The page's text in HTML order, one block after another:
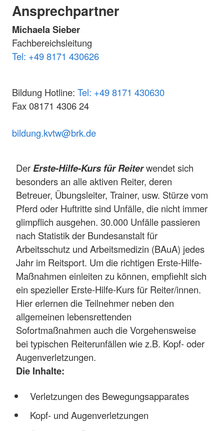
Ansprechpartner
Michaela Sieber
Fachbereichsleitung
Tel: +49 8171 430626
Bildung Hotline: Tel: +49 8171 430630
Fax 08171 4306 24
bildung.kvtw@brk.de
DerErste-Hilfe-Kurs für Reiterwendet sich
besonders an alle aktiven Reiter, deren
Betreuer, Übungsleiter, Trainer, usw. Stürze vom
Pferd oder Huftritte sind Unfälle, die nicht immer
glimpflich ausgehen. 30.000 Unfälle passieren
nach Statistik der Bundesanstalt für
Arbeitsschutz und Arbeitsmedizin (BAuA) jedes
Jahr im Reitsport. Um die richtigen Erste-Hilfe-
Maßnahmen einleiten zu können, empfiehlt sich
ein spezieller Erste-Hilfe-Kurs für Reiter/innen.
Hier erlernen die Teilnehmer neben den
allgemeinen lebensrettenden
Sofortmaßnahmen auch die Vorgehensweise
bei typischen Reiterunfällen wie z.B. Kopf- oder
Augenverletzungen.
Die Inhalte:
Verletzungen des Bewegungsapparates
Kopf- und Augenverletzungen